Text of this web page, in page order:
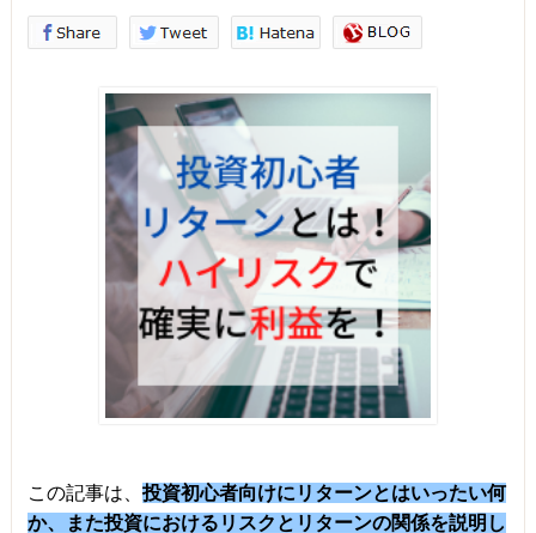
この記事は、投資初心者向けにリターンとはいったい何
か、また投資におけるリスクとリターンの関係を説明し